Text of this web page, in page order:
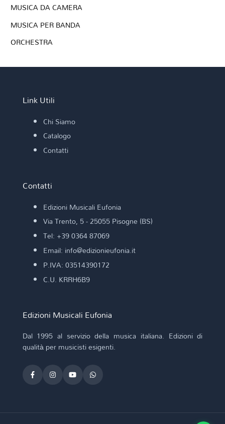
MUSICA DA CAMERA
MUSICA PER BANDA
ORCHESTRA
Link Utili
Chi Siamo
Catalogo
Contatti
Contatti
Edizioni Musicali Eufonia
Via Trento, 5 - 25055 Pisogne (BS)
Tel: +39 0364 87069
Email: info@edizionieufonia.it
P.IVA: 03514390172
C.U. KRRH6B9
Edizioni Musicali Eufonia
Dal 1995 al servizio della musica italiana. Edizioni di
qualità per musicisti esigenti.